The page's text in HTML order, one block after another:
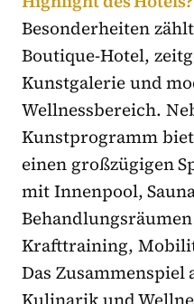
Besonderheiten
Boutique-Hotel,
Kunstgalerie und
Wellnessbereich.
Kunstprogramm
einen großzügigen
mit Innenpool,
Krafttraining,
Das Zusammenspiel
Kulinarik und